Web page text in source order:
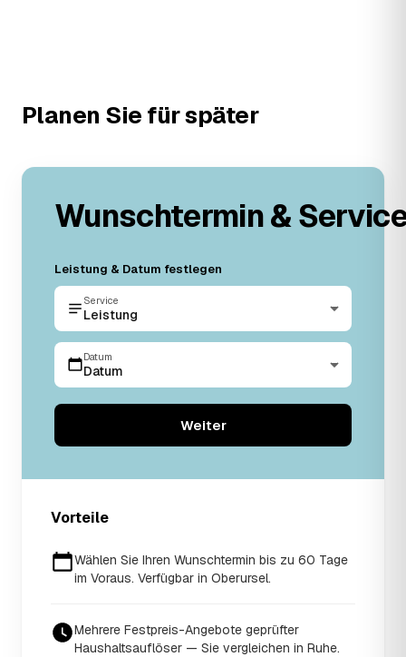
Planen Sie für später
Wunschtermin &
Leistung & Datum festlegen
Service
Leistung
Datum
Datum
Weiter
Vorteile
Wählen Sie Ihren Wunschtermin bis zu 60 Tage
im Voraus. Verfügbar in Oberursel.
Mehrere Festpreis-Angebote geprüfter
Haushaltsauflöser — Sie vergleichen in Ruhe.